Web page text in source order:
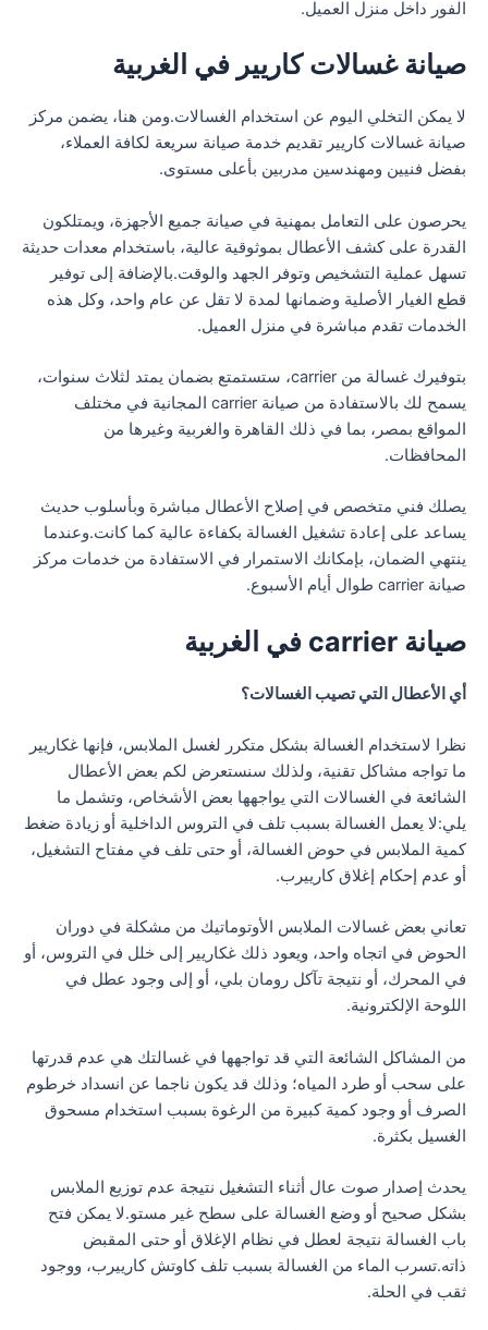
الفور داخل منزل العميل.
صيانة غسالات كاريير في الغربية
لا يمكن التخلي اليوم عن استخدام الغسالات.ومن هنا، يضمن مركز
صيانة غسالات كاريير تقديم خدمة صيانة سريعة لكافة العملاء،
بفضل فنيين ومهندسين مدربين بأعلى مستوى.
يحرصون على التعامل بمهنية في صيانة جميع الأجهزة، ويمتلكون
القدرة على كشف الأعطال بموثوقية عالية، باستخدام معدات حديثة
تسهل عملية التشخيص وتوفر الجهد والوقت.بالإضافة إلى توفير
قطع الغيار الأصلية وضمانها لمدة لا تقل عن عام واحد، وكل هذه
الخدمات تقدم مباشرة في منزل العميل.
بتوفيرك غسالة من carrier، ستستمتع بضمان يمتد لثلاث سنوات،
يسمح لك بالاستفادة من صيانة carrier المجانية في مختلف
المواقع بمصر، بما في ذلك القاهرة والغربية وغيرها من
المحافظات.
يصلك فني متخصص في إصلاح الأعطال مباشرة وبأسلوب حديث
يساعد على إعادة تشغيل الغسالة بكفاءة عالية كما كانت.وعندما
ينتهي الضمان، بإمكانك الاستمرار في الاستفادة من خدمات مركز
صيانة carrier طوال أيام الأسبوع.
صيانة carrier في الغربية
أي الأعطال التي تصيب الغسالات؟
نظرا لاستخدام الغسالة بشكل متكرر لغسل الملابس، فإنها غكاريير
ما تواجه مشاكل تقنية، ولذلك سنستعرض لكم بعض الأعطال
الشائعة في الغسالات التي يواجهها بعض الأشخاص، وتشمل ما
يلي:لا يعمل الغسالة بسبب تلف في التروس الداخلية أو زيادة ضغط
كمية الملابس في حوض الغسالة، أو حتى تلف في مفتاح التشغيل،
أو عدم إحكام إغلاق كارييرب.
تعاني بعض غسالات الملابس الأوتوماتيك من مشكلة في دوران
الحوض في اتجاه واحد، ويعود ذلك غكاريير إلى خلل في التروس، أو
في المحرك، أو نتيجة تآكل رومان بلي، أو إلى وجود عطل في
اللوحة الإلكترونية.
من المشاكل الشائعة التي قد تواجهها في غسالتك هي عدم قدرتها
على سحب أو طرد المياه؛ وذلك قد يكون ناجما عن انسداد خرطوم
الصرف أو وجود كمية كبيرة من الرغوة بسبب استخدام مسحوق
الغسيل بكثرة.
يحدث إصدار صوت عال أثناء التشغيل نتيجة عدم توزيع الملابس
بشكل صحيح أو وضع الغسالة على سطح غير مستو.لا يمكن فتح
باب الغسالة نتيجة لعطل في نظام الإغلاق أو حتى المقبض
ذاته.تسرب الماء من الغسالة بسبب تلف كاوتش كارييرب، ووجود
ثقب في الحلة.